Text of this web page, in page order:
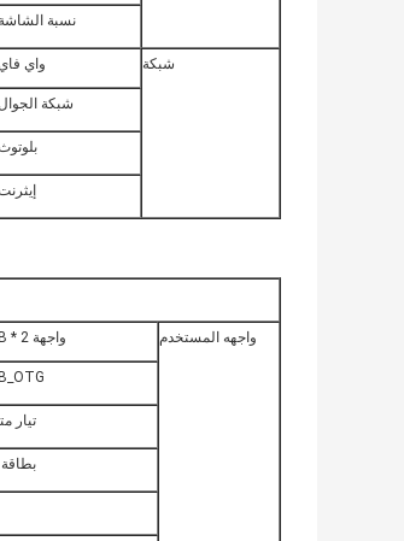
نسبة الشاشة
شبكة واي
شبكة
واجهه المستخدم واجهة USB * 2
تيار
بطاقة TF